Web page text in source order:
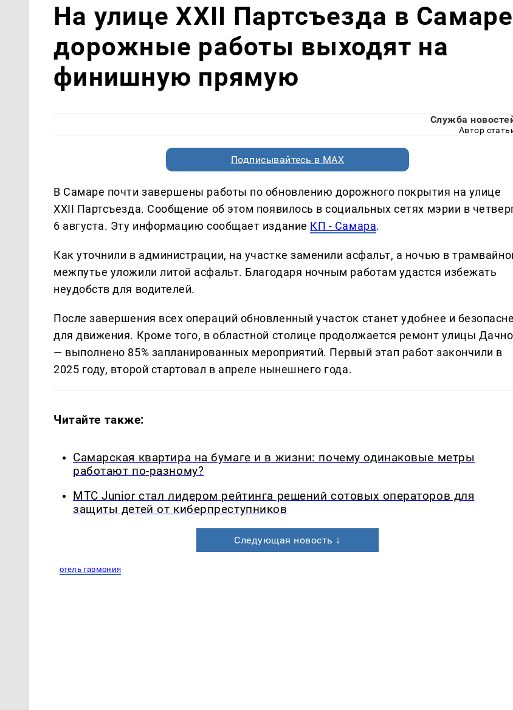
На улице XXII Партсъезда в Самаре
дорожные работы выходят на
финишную прямую
Служба
Автор
Подписывайтесь в MAX
В Самаре почти завершены работы по обновлению дорожного покрытия на улице
XXII Партсъезда. Сообщение об этом появилось в социальных сетях мэрии в
6 августа. Эту информацию сообщает издание КП - Самара.
Как уточнили в администрации, на участке заменили асфальт, а ночью в
межпутье уложили литой асфальт. Благодаря ночным работам удастся избежать
неудобств для водителей.
После завершения всех операций обновленный участок станет удобнее и
для движения. Кроме того, в областной столице продолжается ремонт улицы
— выполнено 85% запланированных мероприятий. Первый этап работ закончили в
2025 году, второй стартовал в апреле нынешнего года.
Читайте также:
Самарская квартира на бумаге и в жизни: почему одинаковые метры
работают по-разному?
МТС Junior стал лидером рейтинга решений сотовых операторов для
защиты детей от киберпреступников
Следующая новость ↓
отель гармония